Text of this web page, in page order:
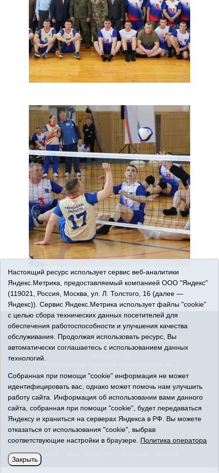
© 2026 Сетевое издание «Ишимская правда». 16+. Все
права защищены.
© При использовании материалов ссылка обязательна.
Адрес редакции: 627750 Тюменская область, г. Ишим, ул.
(34551) 23814
Адрес электронной почты:
IshimPravda-1@obl72.ru
Регистрационный номер СМИ Эл № ФС77-69445 выдано
Федеральной службой по надзору в сфере связи,
информационных технологий и массовых коммуникаций
Учредитель: АНО «Информационно-издательский центр
«Ишимская правда».
Политика оператора
Новости
Настоящий ресурс использует сервис веб-аналитики
Яндекс.Метрика, предоставляемый компанией ООО "Яндекс"
(119021, Россия, Москва, ул. Л. Толстого, 16 (далее —
Яндекс)). Сервис Яндекс.Метрика использует файлы "cookie"
с целью сбора технических данных посетителей для
обеспечения работоспособности и улучшения качества
обслуживания. Продолжая использовать ресурс, Вы
автоматически соглашаетесь с использованием данных
технологий.
Собранная при помощи "cookie" информация не может
идентифицировать вас, однако может помочь нам улучшить
работу сайта. Информация об использовании вами данного
сайта, собранная при помощи "cookie", будет передаваться
Яндексу и храниться на серверах Яндекса в РФ. Вы можете
отказаться от использования "cookie", выбрав
соответствующие настройки в браузере. Политика оператора
Закрыть